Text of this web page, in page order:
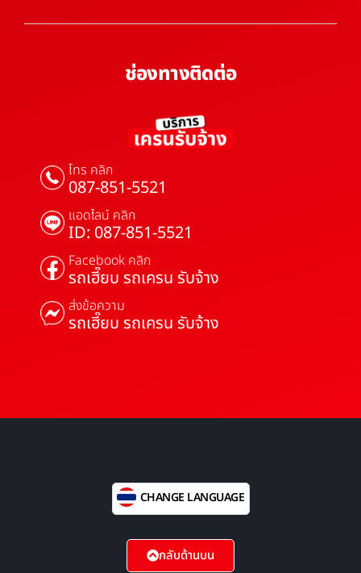
ช่องทางติดต่อ
โทร คลิก
087-851-5521
แอดไลน์ คลิก
ID: 087-851-5521
Facebook คลิก
รถเฮี๊ยบ รถเครน รับจ้าง
ส่งข้อความ
รถเฮี๊ยบ รถเครน รับจ้าง
CHANGE LANGUAGE
กลับด้านบน